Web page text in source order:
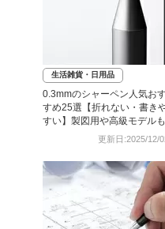
生活雑貨・日用品
0.3mmのシャーペン人気お
すめ25選【折れない・書き
すい】製図用や高級モデルも
更新日:2025/12/